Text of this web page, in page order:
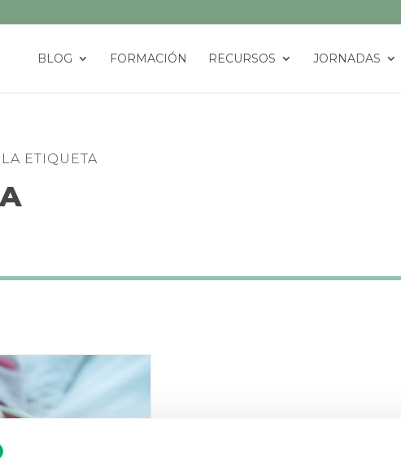
BLOG FORMACIÓN RECURSOS JORNADAS
ETIQUETA